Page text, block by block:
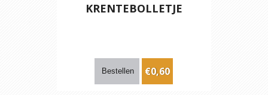
KRENTEBOLLETJE
€0,60